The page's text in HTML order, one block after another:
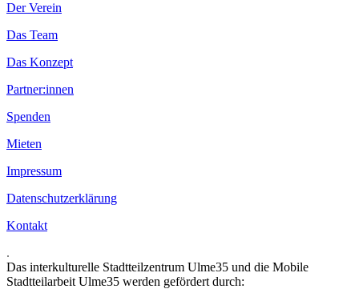
Der Verein
Das Team
Das Konzept
Partner:innen
Spenden
Mieten
Impressum
Datenschutzerklärung
Kontakt
.
Das interkulturelle Stadtteilzentrum Ulme35 und die Mobile
Stadtteilarbeit Ulme35 werden gefördert durch: